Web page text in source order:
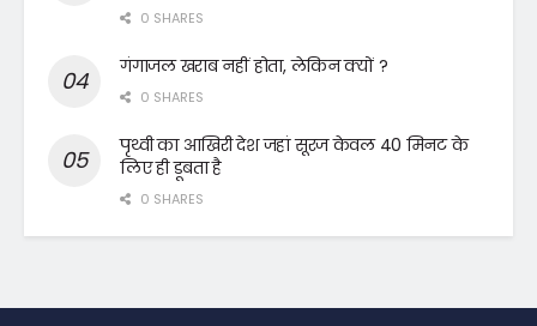
0 SHARES
गंगाजल खराब नहीं होता, लेकिन क्यों ?
0 SHARES
पृथ्वी का आखिरी देश जहां सूरज केवल 40 मिनट के
लिए ही डूबता है
0 SHARES